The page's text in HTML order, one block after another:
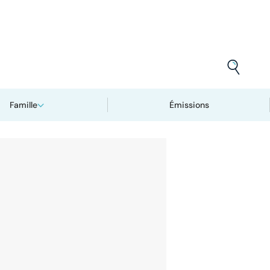
Famille Émissions